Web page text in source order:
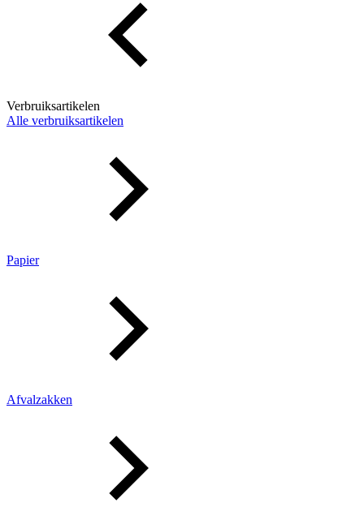
Verbruiksartikelen
Alle verbruiksartikelen
Papier
Afvalzakken